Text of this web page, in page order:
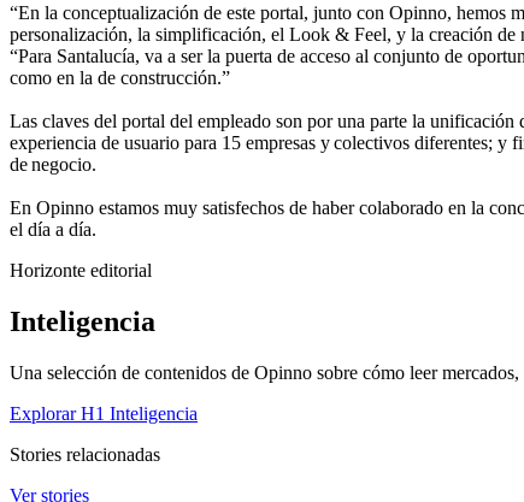
“En la conceptualización de este portal, junto con Opinno, hemos
personalización, la simplificación, el Look & Feel, y la creación
“Para Santalucía, va a ser la puerta de acceso al conjunto de
como en la de construcción.”
Las claves del portal del empleado son por una parte la unificación
experiencia de usuario para 15 empresas y colectivos diferentes; y
de negocio.
En Opinno estamos muy satisfechos de haber colaborado en la
el día a día.
Horizonte editorial
Inteligencia
Una selección de contenidos de Opinno sobre cómo leer
Explorar H1 Inteligencia
Stories relacionadas
Ver stories